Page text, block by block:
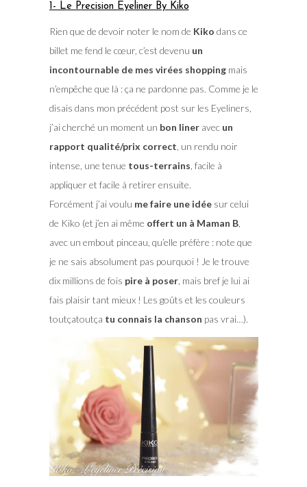
1- Le Precision Eyeliner By Kiko
Rien que de devoir noter le nom de Kiko dans ce
billet me fend le cœur, c’est devenu un
incontournable de mes virées shoppingmais
n’empêche que là : ça ne pardonne pas. Comme je le
disais dans mon précédent post sur les Eyeliners,
j’ai cherché un moment un bon lineravec un
rapport qualité/prix correct , un rendu noir
intense, une tenue tous-terrains , facile à
appliquer et facile à retirer ensuite.
Forcément j’ai voulu me faire une idéesur celui
de Kiko (et j’en ai même offert un à Maman B,
avec un embout pinceau, qu’elle préfère : note que
je ne sais absolument pas pourquoi ! Je le trouve
dix millions de fois pire à poser, mais bref je lui ai
fais plaisir tant mieux ! Les goûts et les couleurs
toutçatoutça tu connais la chanson pas vrai…).